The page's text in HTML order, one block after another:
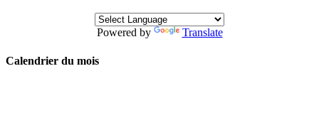
Powered by Translate
Calendrier du mois